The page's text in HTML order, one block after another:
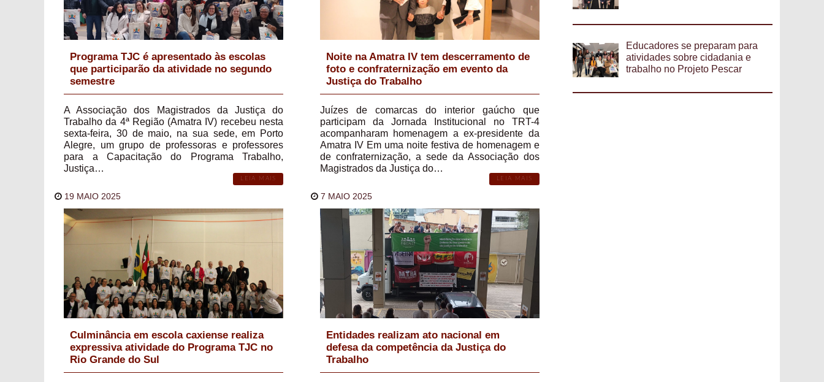
Programa TJC é apresentado às escolas
que participarão da atividade no segundo
semestre
A Associação dos Magistrados da Justiça do
Trabalho da 4ª Região (Amatra IV) recebeu nesta
sexta-feira, 30 de maio, na sua sede, em Porto
Alegre, um grupo de professoras e professores
para a Capacitação do Programa Trabalho,
Justiça…
LEIA MAIS
Noite na Amatra IV tem descerramento de
foto e confraternização em evento da
Justiça do Trabalho
Juízes de comarcas do interior gaúcho que
participam da Jornada Institucional no TRT-4
acompanharam homenagem a ex-presidente da
Amatra IV Em uma noite festiva de homenagem e
de confraternização, a sede da Associação dos
Magistrados da Justiça do…
LEIA MAIS
19 MAIO 2025
Culminância em escola caxiense realiza
expressiva atividade do Programa TJC no
Rio Grande do Sul
7 MAIO 2025
Entidades realizam ato nacional em
defesa da competência da Justiça do
Trabalho
Educadores se preparam para
atividades sobre cidadania e
trabalho no Projeto Pescar